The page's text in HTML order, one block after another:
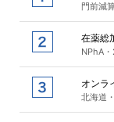
門前減
在薬総
NPhA
オンラ
北海道